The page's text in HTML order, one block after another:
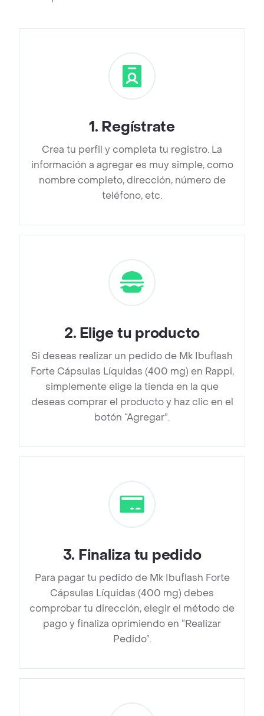
1. Regístrate
Crea tu perfil y completa tu registro. La
información a agregar es muy simple, como
nombre completo, dirección, número de
teléfono, etc.
2. Elige tu producto
Si deseas realizar un pedido de Mk Ibuflash
Forte Cápsulas Líquidas (400 mg) en Rappi,
simplemente elige la tienda en la que
deseas comprar el producto y haz clic en el
botón “Agregar”.
3. Finaliza tu pedido
Para pagar tu pedido de Mk Ibuflash Forte
Cápsulas Líquidas (400 mg) debes
comprobar tu dirección, elegir el método de
pago y finaliza oprimiendo en “Realizar
Pedido”.